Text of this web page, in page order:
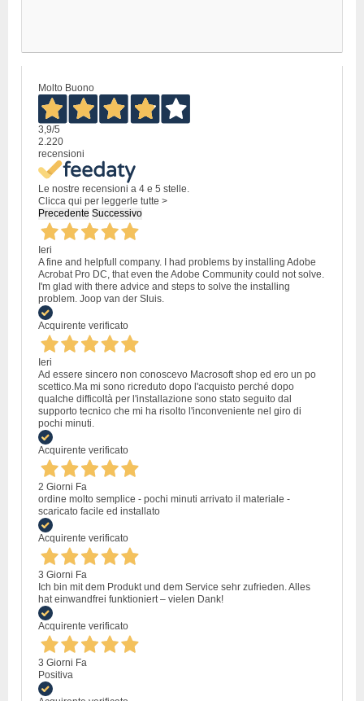
Molto Buono
3,9/5
2.220
recensioni
Le nostre recensioni a 4 e 5 stelle.
Clicca qui per leggerle tutte >
Precedente Successivo
Ieri
A fine and helpfull company. I had problems by installing Adobe
Acrobat Pro DC, that even the Adobe Community could not solve.
I'm glad with there advice and steps to solve the installing
problem. Joop van der Sluis.
Acquirente verificato
Ieri
Ad essere sincero non conoscevo Macrosoft shop ed ero un po
scettico.Ma mi sono ricreduto dopo l'acquisto perché dopo
qualche difficoltà per l'installazione sono stato seguito dal
supporto tecnico che mi ha risolto l'inconveniente nel giro di
pochi minuti.
Acquirente verificato
2 Giorni Fa
ordine molto semplice - pochi minuti arrivato il materiale -
scaricato facile ed installato
Acquirente verificato
3 Giorni Fa
Ich bin mit dem Produkt und dem Service sehr zufrieden. Alles
hat einwandfrei funktioniert – vielen Dank!
Acquirente verificato
3 Giorni Fa
Positiva